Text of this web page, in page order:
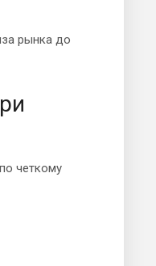
рынка до
четкому